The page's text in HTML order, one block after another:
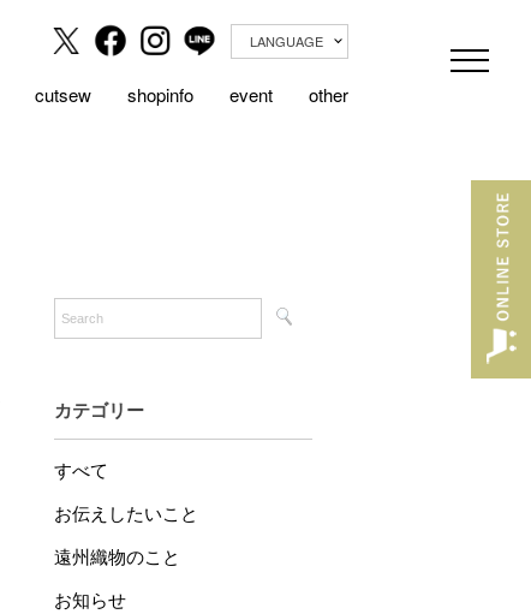
LANGUAGE
cutsew shopinfo event other
カテゴリー
すべて
お伝えしたいこと
遠州織物のこと
お知らせ